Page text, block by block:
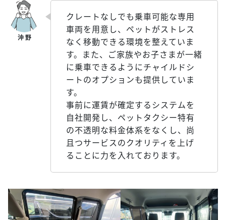
クレートなしでも乗車可能な専用
車両を用意し、ペットがストレス
なく移動できる環境を整えていま
す。また、ご家族やお子さまが一緒
に乗車できるようにチャイルドシ
ートのオプションも提供していま
す。
事前に運賃が確定するシステムを
自社開発し、ペットタクシー特有
の不透明な料金体系をなくし、尚
且つサービスのクオリティを上げ
ることに力を入れております。